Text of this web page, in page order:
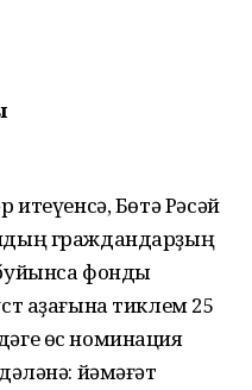
итеүенсә, Бөтә Рәсәй
граждандарҙың
фонды
аҙағына тиклем 25
өс номинация
йәмәғәт